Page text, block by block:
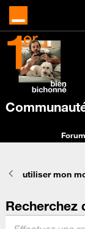
Forum
utiliser mon
Recherchez